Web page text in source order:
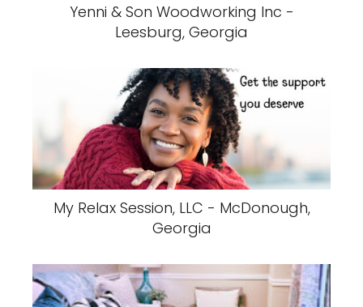
Yenni & Son Woodworking Inc -
Leesburg, Georgia
My Relax Session, LLC - McDonough,
Georgia